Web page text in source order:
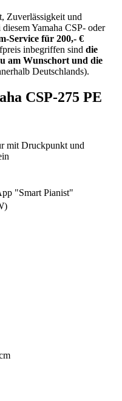
Zuverlässigkeit und
Yamaha CSP- oder
Service für 200,- €
inbegriffen sind die
am Wunschort und die
Deutschlands).
CSP-275 PE
mit Druckpunkt und
"Smart Pianist"